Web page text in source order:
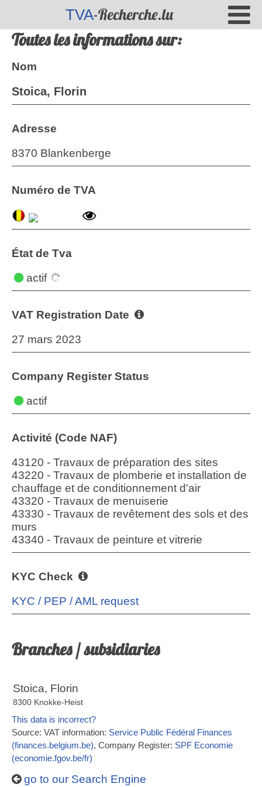
TVA-Recherche.lu
Toutes les informations sur:
Nom
Stoica, Florin
Adresse
8370 Blankenberge
Numéro de TVA
État de Tva
actif
VAT Registration Date
27 mars 2023
Company Register Status
actif
Activité (Code NAF)
43120 - Travaux de préparation des sites
43220 - Travaux de plomberie et installation de
chauffage et de conditionnement d'air
43320 - Travaux de menuiserie
43330 - Travaux de revêtement des sols et des
murs
43340 - Travaux de peinture et vitrerie
KYC Check
KYC / PEP / AML request
Branches / subsidiaries
Stoica, Florin
8300 Knokke-Heist
This data is incorrect?
Source: VAT information: Service Public Fédéral Finances
(finances.belgium.be), Company Register: SPF Economie
(economie.fgov.be/fr)
go to our Search Engine